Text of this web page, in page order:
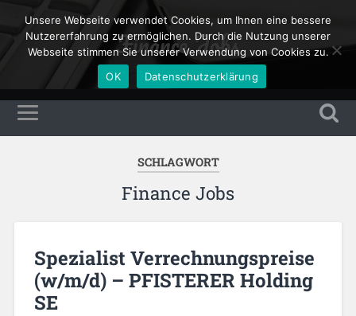
Finance Jobs
SCHLAGWORT
Finance Jobs
Spezialist Verrechnungspreise
(w/m/d) – PFISTERER Holding
SE
Unsere Webseite verwendet Cookies, um Ihnen eine bessere
Nutzererfahrung zu ermöglichen. Durch die Nutzung unserer
Webseite stimmen Sie unserer Verwendung von Cookies zu.
OK
Datenschutzerklärung